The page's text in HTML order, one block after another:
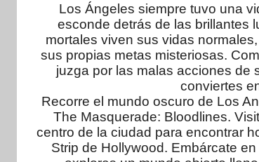
Los Ángeles siempre tuvo una
esconde detrás de las brillantes
mortales viven sus vidas
sus propias metas misteriosas.
juzga por las malas acciones de
conviertes
Recorre el mundo oscuro de Los
The Masquerade: Bloodlines.
centro de la ciudad para encontrar
Strip de Hollywood. Embárcate